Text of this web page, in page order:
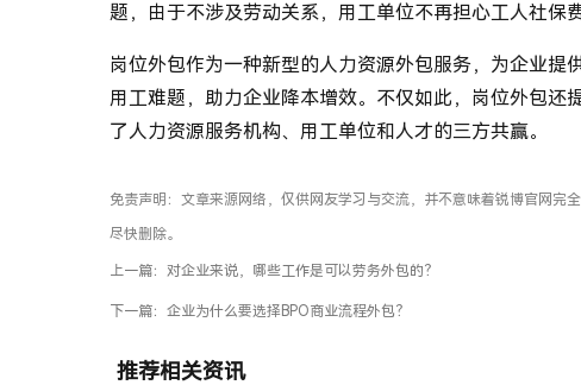
题，由于不涉及劳动关系，用工单位不再担心工人社保
岗位外包作为一种新型的人力资源外包服务，为企业
用工难题，助力企业降本增效。不仅如此，岗位外包还
了人力资源服务机构、用工单位和人才的三方共赢。
免责声明：文章来源网络，仅供网友学习与交流，并不意味着锐博官网完
尽快删除。
上一篇： 对企业来说，哪些工作是可以劳务外包的？
下一篇： 企业为什么要选择BPO商业流程外包？
推荐相关资讯